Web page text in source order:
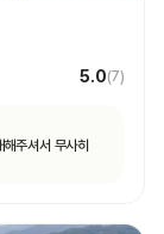
5.0(7)
주셔서 무사히